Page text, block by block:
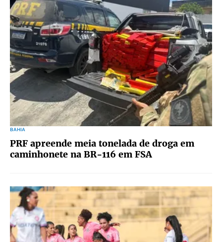
BAHIA
PRF apreende meia tonelada de droga em
caminhonete na BR-116 em FSA